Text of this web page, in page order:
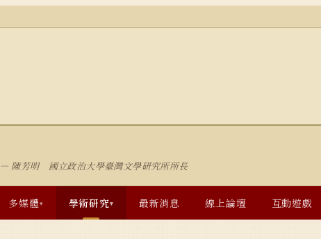
— 陳芳明 國立政治大學臺灣文學研究所所長
多媒體▾ 學術研究▾ 最新消息 線上論壇 互動遊戲